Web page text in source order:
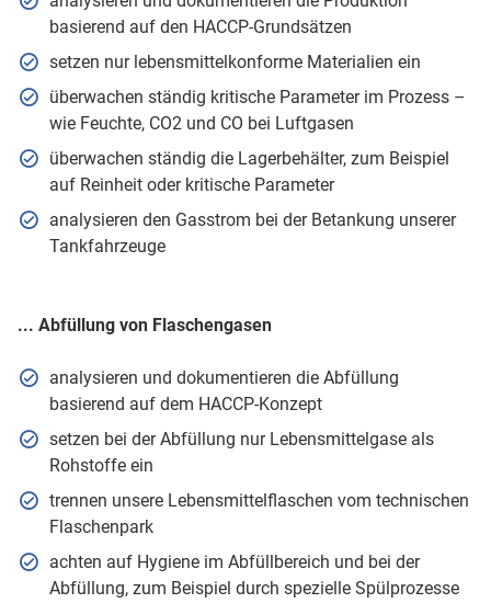
basierend auf den HACCP-Grundsätzen
setzen nur lebensmittelkonforme Materialien ein
überwachen ständig kritische Parameter im Prozess –
wie Feuchte, CO2 und CO bei Luftgasen
überwachen ständig die Lagerbehälter, zum Beispiel
auf Reinheit oder kritische Parameter
analysieren den Gasstrom bei der Betankung unserer
Tankfahrzeuge
... Abfüllung von Flaschengasen
analysieren und dokumentieren die Abfüllung
basierend auf dem HACCP-Konzept
setzen bei der Abfüllung nur Lebensmittelgase als
Rohstoffe ein
trennen unsere Lebensmittelflaschen vom technischen
Flaschenpark
achten auf Hygiene im Abfüllbereich und bei der
Abfüllung, zum Beispiel durch spezielle Spülprozesse